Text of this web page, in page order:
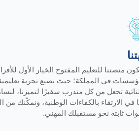
منصتنا للتعليم المفتوح الخيار الأول
في المملكة؛ حيث نصنع تجربة
تجعل من كل متدرب سفيرًا لتميزنا،
في الارتقاء بالكفاءات الوطنية، ونمكّنك من
ثابتة نحو مستقبلك المهني.